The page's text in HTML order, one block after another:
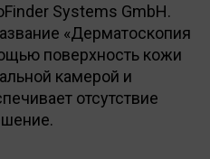
Systems GmbH.
«Дерматоскопия
поверхность кожи
камерой и
отсутствие